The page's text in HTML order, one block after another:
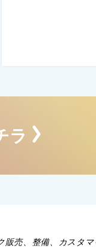
ラ
販売、整備、カスタ